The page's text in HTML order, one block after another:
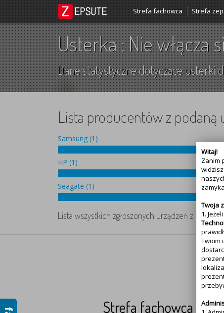
Witaj!
Zanim
Twoja
1.
Twoim
Strefa fachowca Strefa
Usterka : Nie włącza
Dane statystyczne dotyczące usterki
Lista producentów z podaną
Samsung (1)
HP (1)
Seagate (1)
Lista wszystkich zgłoszonych urządzeń z tą
Strefa fachowca